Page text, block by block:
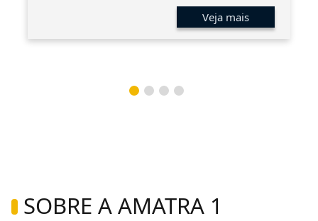
Veja mais
SOBRE A AMATRA 1